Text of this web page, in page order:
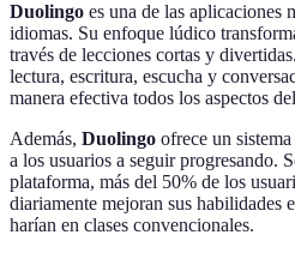
Duolingo es una de las aplicaciones
idiomas. Su enfoque lúdico
través de lecciones cortas y
lectura, escritura, escucha y
manera efectiva todos los aspectos
Además, Duolingo ofrece un
a los usuarios a seguir progresando.
plataforma, más del 50% de los
diariamente mejoran sus habilidades
harían en clases convencionales.